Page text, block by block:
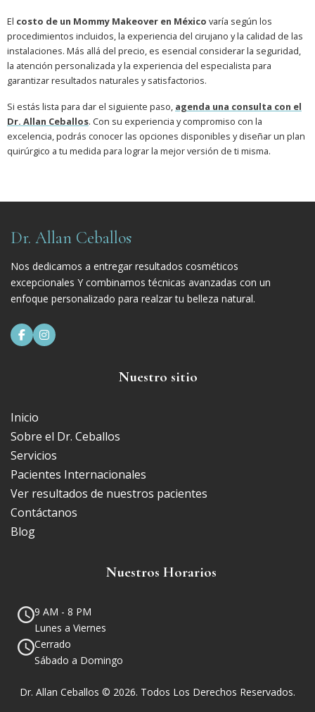
El costo de un Mommy Makeover en México varía según los
procedimientos incluidos, la experiencia del cirujano y la calidad de las
instalaciones. Más allá del precio, es esencial considerar la seguridad,
la atención personalizada y la experiencia del especialista para
garantizar resultados naturales y satisfactorios.
Si estás lista para dar el siguiente paso, agenda una consulta con el
Dr. Allan Ceballos. Con su experiencia y compromiso con la
excelencia, podrás conocer las opciones disponibles y diseñar un plan
quirúrgico a tu medida para lograr la mejor versión de ti misma.
Dr. Allan Ceballos
Nos dedicamos a entregar resultados cosméticos
excepcionales Y combinamos técnicas avanzadas con un
enfoque personalizado para realzar tu belleza natural.
 
Nuestro sitio
Inicio
Sobre el Dr. Ceballos
Servicios
Pacientes Internacionales
Ver resultados de nuestros pacientes
Contáctanos
Blog
Nuestros Horarios
9 AM - 8 PM
Lunes a Viernes
Cerrado
Sábado a Domingo
Dr. Allan Ceballos © 2026. Todos Los Derechos Reservados.